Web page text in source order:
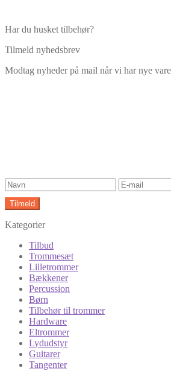
Har du husket tilbehør?
Tilmeld nyhedsbrev
Modtag nyheder på mail når vi har nye
Kategorier
Tilbud
Trommesæt
Lilletrommer
Bækkener
Percussion
Børn
Tilbehør til trommer
Hardware
Eltrommer
Lydudstyr
Guitarer
Tangenter